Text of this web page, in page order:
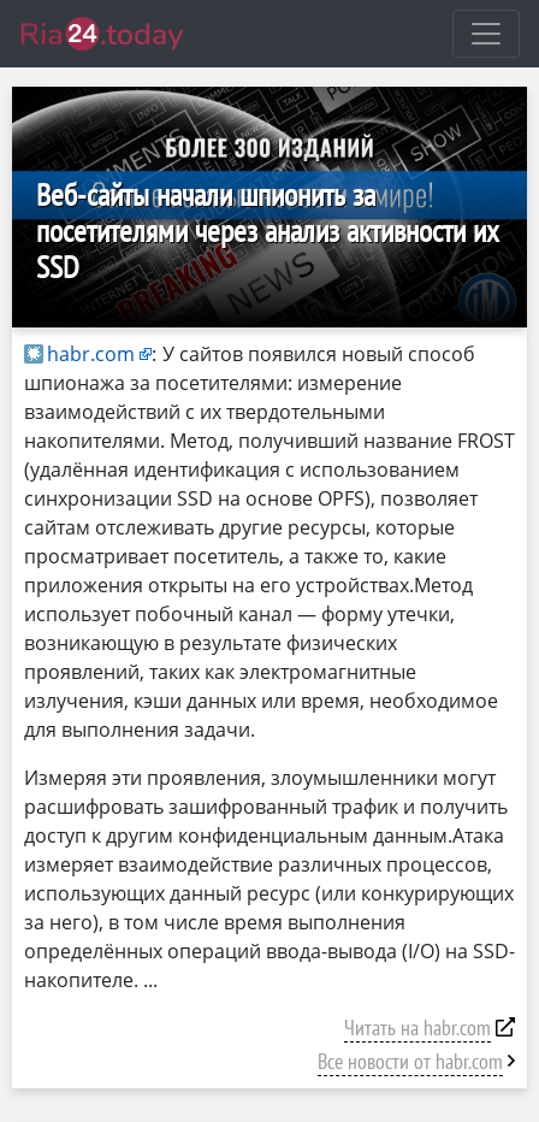
Веб-сайты начали шпионить за
посетителями через анализ активности их
SSD
habr.com : У сайтов появился новый способ
шпионажа за посетителями: измерение
взаимодействий с их твердотельными
накопителями. Метод, получивший название FROST
(удалённая идентификация с использованием
синхронизации SSD на основе OPFS), позволяет
сайтам отслеживать другие ресурсы, которые
просматривает посетитель, а также то, какие
приложения открыты на его устройствах.Метод
использует побочный канал — форму утечки,
возникающую в результате физических
проявлений, таких как электромагнитные
излучения, кэши данных или время, необходимое
для выполнения задачи.
Измеряя эти проявления, злоумышленники могут
расшифровать зашифрованный трафик и получить
доступ к другим конфиденциальным данным.Атака
измеряет взаимодействие различных процессов,
использующих данный ресурс (или конкурирующих
за него), в том числе время выполнения
определённых операций ввода-вывода (I/O) на SSD-
накопителе.
Читать на habr.com
Все новости от habr.com